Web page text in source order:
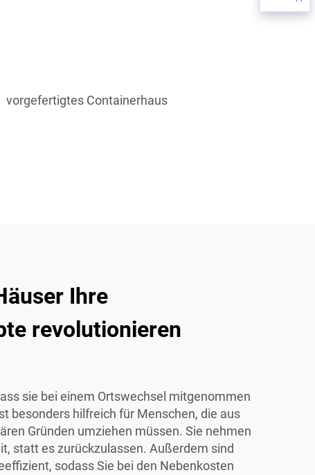
vorgefertigtes Containerhaus
Ihre
revolutionieren
sie bei einem Ortswechsel mitgenommen
besonders hilfreich für Menschen, die aus
Gründen umziehen müssen. Sie nehmen
statt es zurückzulassen. Außerdem sind
sodass Sie bei den Nebenkosten